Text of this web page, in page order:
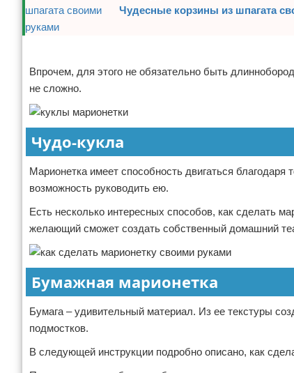
Чудесные корзины из шпагата
Впрочем, для этого не обязательно быть
не сложно.
Чудо-кукла
Марионетка имеет способность двигаться
возможность руководить ею.
Есть несколько интересных способов, как сделать
желающий сможет создать собственный домашний
Бумажная марионетка
Бумага – удивительный материал. Из ее текстуры
подмостков.
В следующей инструкции подробно описано, как